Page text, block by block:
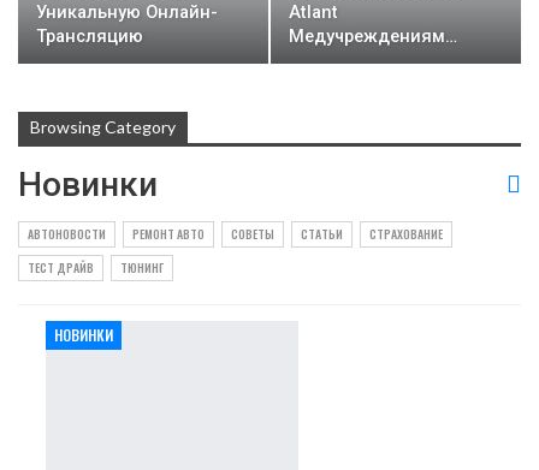
Уникальную Онлайн-
Трансляцию
Atlant
Медучреждениям…
Browsing Category
Новинки
АВТОНОВОСТИ РЕМОНТ АВТО СОВЕТЫ СТАТЬИ
СТРАХОВАНИЕ
ТЕСТ ДРАЙВ
ТЮНИНГ
НОВИНКИ